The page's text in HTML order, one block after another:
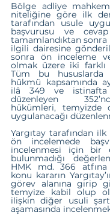
Bölge adliye
niteliğine göre ilk
tarafından usule
başvurusu ve
tamamlandıktan sonra
ilgili dairesine
sonra ön inceleme
olmak üzere iki farklı
Tüm bu
hükmü kapsamında
ilâ 349 ve istinafta
düzenleyen
hükümleri, temyizde
uygulanacağı
Yargıtay tarafından ilk
ön incelemede
incelenmesi için bir
bulunmadığı
HMK md. 366
konu kararın
görev alanına girip
temyize kabil olup
ilişkin diğer usuli
aşamasında